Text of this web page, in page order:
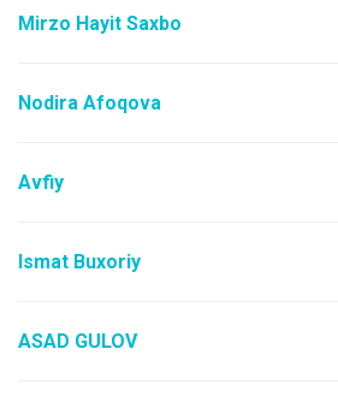
Mirzo Hayit Saxbo
Nodira Afoqova
Avfiy
Ismat Buxoriy
ASAD GULOV